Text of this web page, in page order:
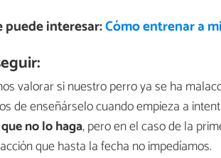
puede interesar:Cómo entrenar a
valorar si nuestro perro ya se ha
de enseñárselo cuando empieza a
no lo haga, pero en el caso de la
que hasta la fecha no impedíamos.